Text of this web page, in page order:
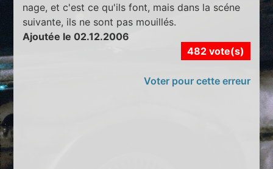
nage, et c'est ce qu'ils font, mais dans la scéne
suivante, ils ne sont pas mouillés.
Ajoutée le 02.12.2006
482 vote(s)
Voter pour cette erreur